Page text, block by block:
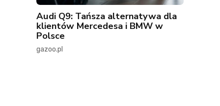
Audi Q9: Tańsza alternatywa dla
klientów Mercedesa i BMW w
Polsce
gazoo.pl